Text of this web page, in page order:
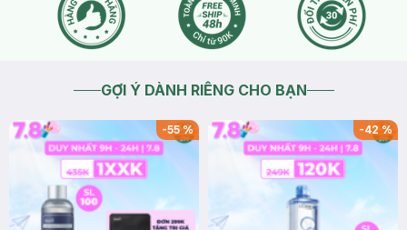
GỢI Ý DÀNH RIÊNG CHO BẠN
-55% -42%